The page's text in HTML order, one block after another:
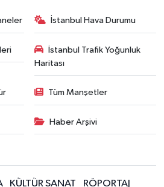
İstanbul Hava Durumu
İstanbul Trafik Yoğunluk
Haritası
Tüm Manşetler
Haber Arşivi
KÜLTÜR SANAT
RÖPORTAJ